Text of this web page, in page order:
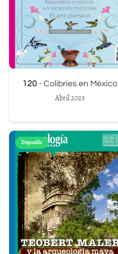
120 - Colibríes en México
Abril 2025
Disponible